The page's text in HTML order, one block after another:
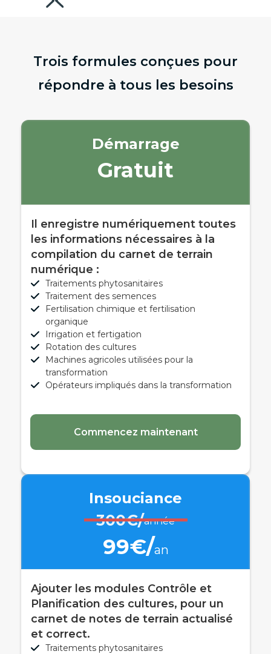
Trois formules conçues pour
répondre à tous les besoins
Démarrage
Gratuit
Il enregistre numériquement toutes
les informations nécessaires à la
compilation du carnet de terrain
numérique :
Traitements phytosanitaires
Traitement des semences
Fertilisation chimique et fertilisation
organique
Irrigation et fertigation
Rotation des cultures
Machines agricoles utilisées pour la
transformation
Opérateurs impliqués dans la transformation
Commencez maintenant
Insouciance
300€/année
99€/an
Ajouter les modules Contrôle et
Planification des cultures, pour un
carnet de notes de terrain actualisé
et correct.
Traitements phytosanitaires